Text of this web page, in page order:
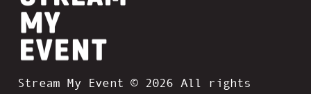
Stream My Event © 2026 All rights